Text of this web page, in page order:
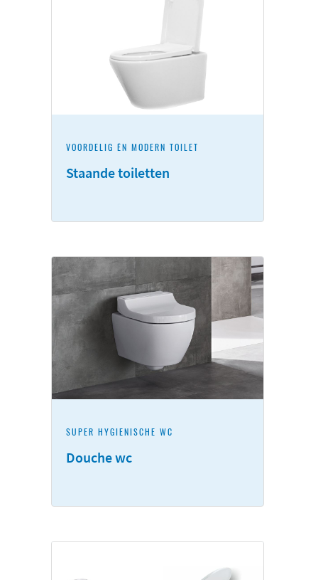
VOORDELIG ÉN MODERN TOILET
Staande toiletten
SUPER HYGIËNISCHE WC
Douche wc